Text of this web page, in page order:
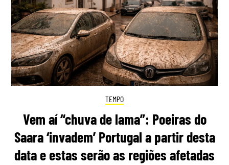
TEMPO
Vem aí “chuva de lama”: Poeiras do
Saara ‘invadem’ Portugal a partir desta
data e estas serão as regiões afetadas